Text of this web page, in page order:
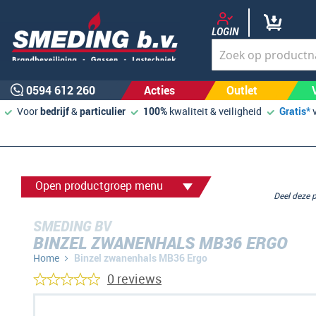
LOGIN
0594 612 260 Acties Outlet
Voorbedrijf&particulier 100% kwaliteit & veiligheid Gratis*
Open productgroep menu
SMEDING BV
BINZEL ZWANENHALS MB36 ERGO
Home Binzel zwanenhals MB36 Ergo
Deel
0 reviews
Ga